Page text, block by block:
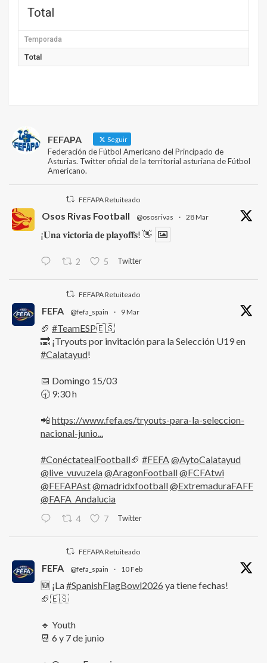
Total
Temporada
Total
FEFAPA Seguir
Federación de Fútbol Americano del Principado de
Asturias. Twitter oficial de la territorial asturiana de Fútbol
Americano.
FEFAPA Retuiteado
Osos Rivas Football @ososrivas · 28 Mar
¡𝐔𝐧𝐚 𝐯𝐢𝐜𝐭𝐨𝐫𝐢𝐚 𝐝𝐞 𝐩𝐥𝐚𝐲𝐨𝐟𝐟𝐬! 👋
2 5 Twitter
FEFAPA Retuiteado
FEFA @fefa_spain · 9 Mar
🏈 #TeamESP🇪🇸
🔜 ¡Tryouts por invitación para la Selección U19 en
#Calatayud!
📅 Domingo 15/03
🕤 9:30 h
📲 https://www.fefa.es/tryouts-para-la-seleccion-
nacional-junio...
#ConéctatealFootball🏈 #FEFA@AytoCalatayud
@live_vuvuzela@AragonFootball@FCFAtwi
@FEFAPAst@madridxfootball@ExtremaduraFAFF
@FAFA_Andalucia
4 7 Twitter
FEFAPA Retuiteado
FEFA @fefa_spain · 10 Feb
🆕 ¡La#SpanishFlagBowl2026 ya tiene fechas!
🏈🇪🇸
🔹 Youth
📆 6 y 7 de junio